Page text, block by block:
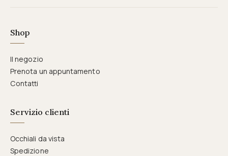
Shop
Il negozio
Prenota un appuntamento
Contatti
Servizio clienti
Occhiali da vista
Spedizione